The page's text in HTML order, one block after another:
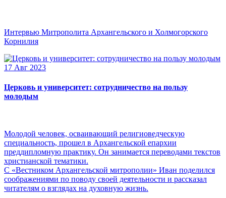
Интервью Митрополита Архангельского и Холмогорского
Корнилия
17 Авг 2023
Церковь и университет: сотрудничество на пользу
молодым
Молодой человек, осваивающий религиоведческую
специальность, прошел в Архангельской епархии
преддипломную практику. Он занимается переводами текстов
христианской тематики.
С «Вестником Архангельской митрополии» Иван поделился
соображениями по поводу своей деятельности и рассказал
читателям о взглядах на духовную жизнь.